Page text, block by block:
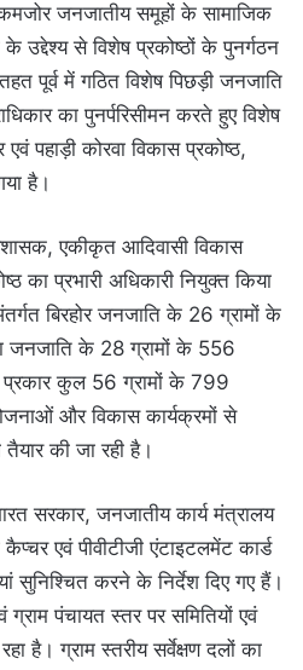
कमजोर जनजातीय समूहों के सामाजिक
उद्देश्य से विशेष प्रकोष्ठों के पुनर्गठन
पूर्व में गठित विशेष पिछड़ी जनजाति
का पुनर्परिसीमन करते हुए विशेष
पहाड़ी कोरवा विकास प्रकोष्ठ,
है।
एकीकृत आदिवासी विकास
का प्रभारी अधिकारी नियुक्त किया
बिरहोर जनजाति के 26 ग्रामों के
जनजाति के 28 ग्रामों के 556
प्रकार कुल 56 ग्रामों के 799
और विकास कार्यक्रमों से
तैयार की जा रही है।
सरकार, जनजातीय कार्य मंत्रालय
कैप्चर एवं पीवीटीजी एंटाइटलमेंट कार्ड
सुनिश्चित करने के निर्देश दिए गए हैं।
पंचायत स्तर पर समितियों एवं
है। ग्राम स्तरीय सर्वेक्षण दलों का